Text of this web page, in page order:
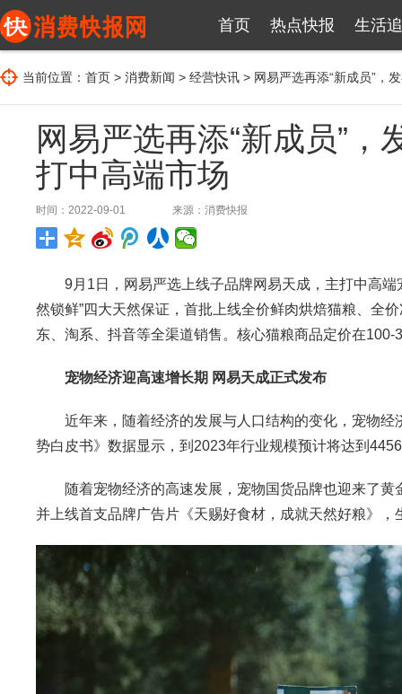
首页 热点快报 生活
当前位置： 首页 > 消费新闻 > 经营快讯 > 网易严选再添“新成员”，
网易严选再添“新成员”，
打中高端市场
时间：2022-09-01 来源： 消费快报
9月1日，网易严选上线子品牌网易天成，主打中高端
然锁鲜”四大天然保证，首批上线全价鲜肉烘焙猫粮、全
东、淘系、抖音等全渠道销售。核心猫粮商品定价在
宠物经济迎高速增长期 网易天成正式发布
近年来，随着经济的发展与人口结构的变化，宠物经
势白皮书》数据显示，到2023年行业规模预计将达到
随着宠物经济的高速发展，宠物国货品牌也迎来了黄
并上线首支品牌广告片《天赐好食材，成就天然好粮》